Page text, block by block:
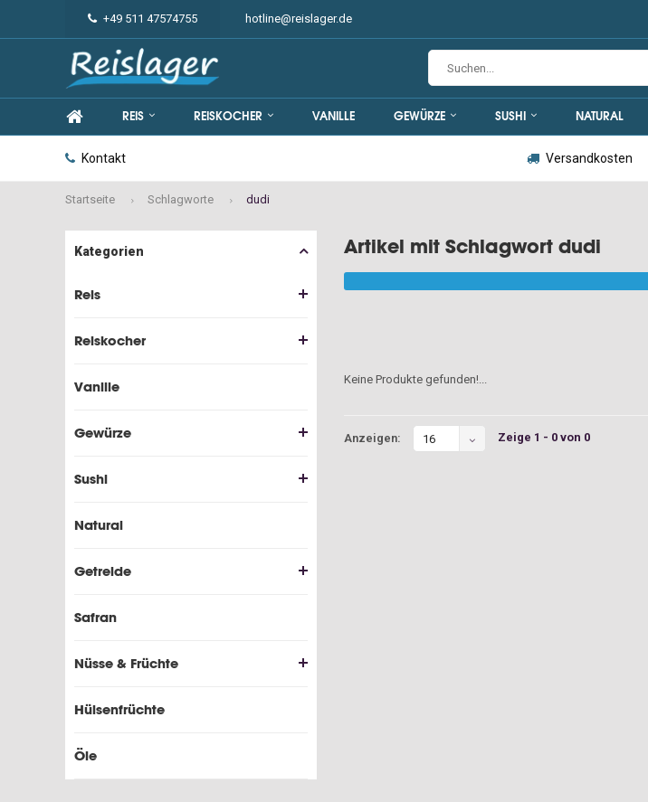
+49 511 47574755 hotline@reislager.de
REIS REISKOCHER VANILLE GEWÜRZE SUSHI NATURAL
Kontakt Versandkosten
Startseite Schlagworte dudi
Kategorien
Reis
Reiskocher
Vanille
Gewürze
Sushi
Natural
Getreide
Safran
Nüsse & Früchte
Hülsenfrüchte
Öle
Artikel mit Schlagwort dudi
Keine Produkte gefunden!...
Anzeigen: 16 Zeige 1 - 0 von 0